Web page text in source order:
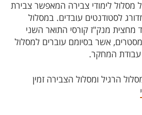
לימודי צבירה המאפשר צבירת
לסטודנטים עובדים. במסלול
מחצית מנק"ז קורסי התואר השני
אשר בסיומם עוברים למסלול
עבודת המחקר.
הרגיל ומסלול הצבירה זמין